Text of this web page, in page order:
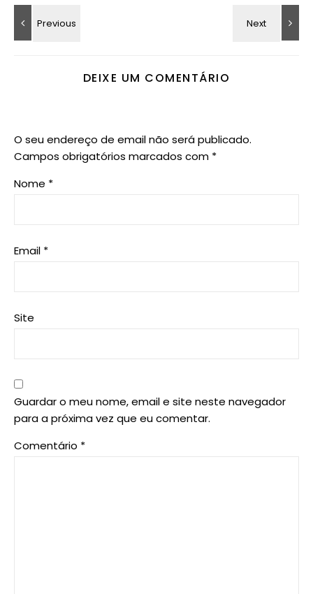
DEIXE UM COMENTÁRIO
O seu endereço de email não será publicado.
Campos obrigatórios marcados com *
Nome *
Email *
Site
Guardar o meu nome, email e site neste navegador
para a próxima vez que eu comentar.
Comentário *